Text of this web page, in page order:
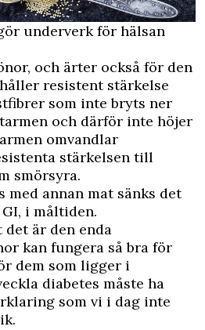
underverk för hälsan
och ärter också för den
resistent stärkelse
som inte bryts ner
och därför inte höjer
omvandlar
stärkelsen till
smörsyra.
med annan mat sänks det
i måltiden.
är den enda
kan fungera så bra för
dem som ligger i
diabetes måste ha
som vi i dag inte